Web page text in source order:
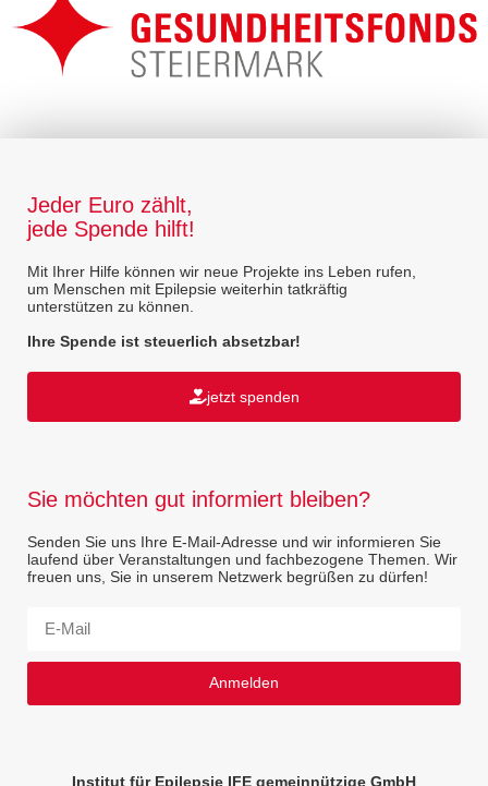
Jeder Euro zählt,
jede Spende hilft!
Mit Ihrer Hilfe können wir neue Projekte ins Leben rufen,
um Menschen mit Epilepsie weiterhin tatkräftig
unterstützen zu können.
Ihre Spende ist steuerlich absetzbar!
jetzt spenden
Sie möchten gut informiert bleiben?
Senden Sie uns Ihre E-Mail-Adresse und wir informieren Sie
laufend über Veranstaltungen und fachbezogene Themen. Wir
freuen uns, Sie in unserem Netzwerk begrüßen zu dürfen!
Anmelden
Institut für Epilepsie IFE gemeinnützige GmbH